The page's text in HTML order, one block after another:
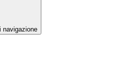
navigazione